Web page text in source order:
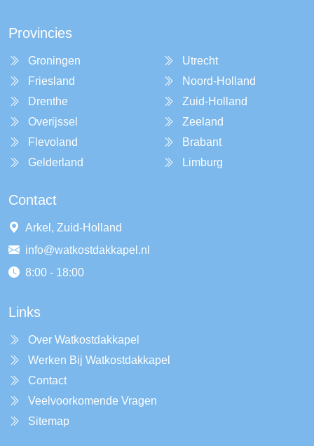
Provincies
Groningen
Friesland
Drenthe
Overijssel
Flevoland
Gelderland
Utrecht
Noord-Holland
Zuid-Holland
Zeeland
Brabant
Limburg
Contact
Arkel, Zuid-Holland
info@watkostdakkapel.nl
8:00 - 18:00
Links
Over Watkostdakkapel
Werken Bij Watkostdakkapel
Contact
Veelvoorkomende Vragen
Sitemap